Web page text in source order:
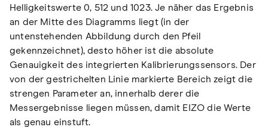
Helligkeitswerte 0, 512 und 1023. Je näher das Ergebnis
an der Mitte des Diagramms liegt (in der
untenstehenden Abbildung durch den Pfeil
gekennzeichnet), desto höher ist die absolute
Genauigkeit des integrierten Kalibrierungssensors. Der
von der gestrichelten Linie markierte Bereich zeigt die
strengen Parameter an, innerhalb derer die
Messergebnisse liegen müssen, damit EIZO die Werte
als genau einstuft.